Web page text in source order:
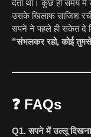
देता था। कुछ ही समय में
उसके खिलाफ साजिश
सपने ने पहले ही संकेत दे
“संभलकर रहो, कोई तुमसे
❓ FAQs
Q1. सपने में उल्लू